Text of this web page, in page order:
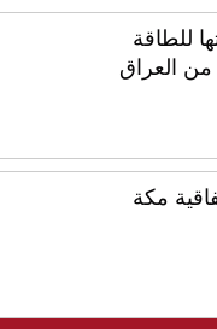
للطاقة
من العراق
مكة